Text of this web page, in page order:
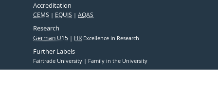
Accreditation
CEMS EQUIS AQAS
Research
German U15 HR Excellence in Research
Further Labels
Fairtrade University Family in the University